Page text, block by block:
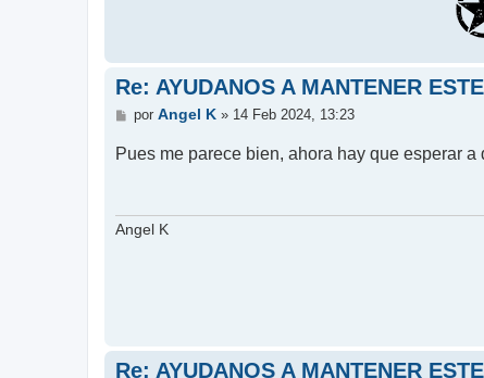
Re: AYUDANOS A MANTENER
M
n
s
e
por Angel K» 14 Feb 2024, 13:23
Pues me parece bien, ahora hay que esperar
Angel K
Re: AYUDANOS A MANTENER